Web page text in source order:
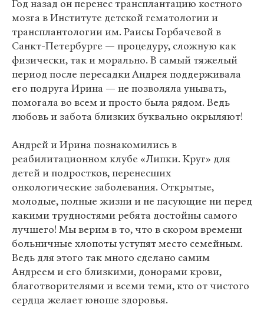
Год назад он перенес трансплантацию костного
мозга в Институте детской гематологии и
трансплантологии им. Раисы Горбачевой в
Санкт-Петербурге — процедуру, сложную как
физически, так и морально. В самый тяжелый
период после пересадки Андрея поддерживала
его подруга Ирина — не позволяла унывать,
помогала во всем и просто была рядом. Ведь
любовь и забота близких буквально окрыляют!
Андрей и Ирина познакомились в
реабилитационном клубе «Липки. Круг» для
детей и подростков, перенесших
онкологические заболевания. Открытые,
молодые, полные жизни и не пасующие ни перед
какими трудностями ребята достойны самого
лучшего! Мы верим в то, что в скором времени
больничные хлопоты уступят место семейным.
Ведь для этого так много сделано самим
Андреем и его близкими, донорами крови,
благотворителями и всеми теми, кто от чистого
сердца желает юноше здоровья.